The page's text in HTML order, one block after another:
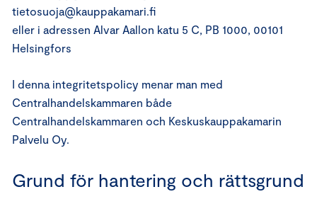
tietosuoja@kauppakamari.fi
eller i adressen Alvar Aallon katu 5 C, PB 1000, 00101
Helsingfors
I denna integritetspolicy menar man med
Centralhandelskammaren både
Centralhandelskammaren och Keskuskauppakamarin
Palvelu Oy.
Grund för hantering och rättsgrund